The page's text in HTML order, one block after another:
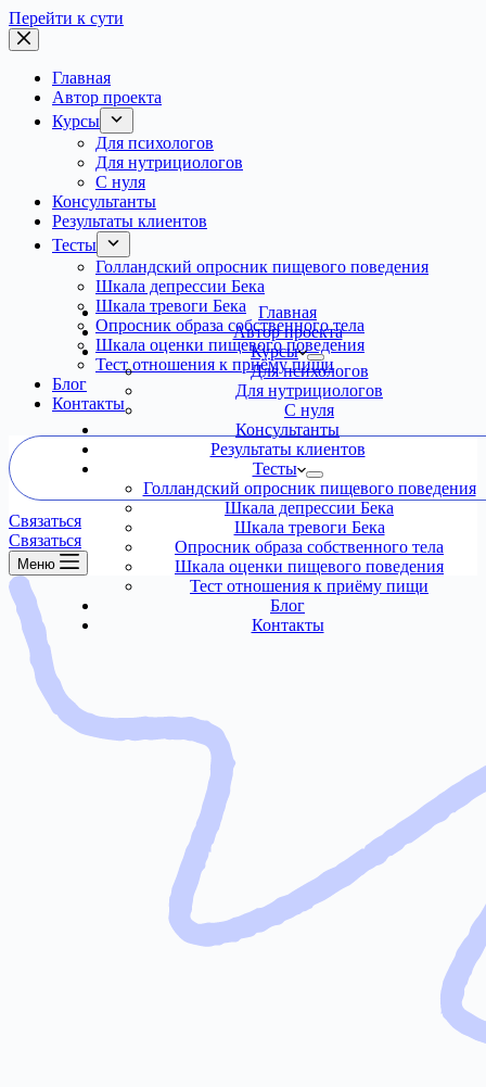
Перейти к сути
Главная
Автор проекта
Курсы
Для психологов
Для нутрициологов
С нуля
Консультанты
Результаты клиентов
Тесты
Голландский опросник пищевого поведения
Шкала депрессии Бека
Шкала тревоги Бека
Опросник образа собственного тела
Шкала оценки пищевого поведения
Тест отношения к приёму пищи
Блог
Контакты
Главная
Автор проекта
Курсы
Для психологов
Для нутрициологов
С нуля
Консультанты
Результаты клиентов
Тесты
Голландский опросник пищевого поведения
Шкала депрессии Бека
Шкала тревоги Бека
Опросник образа собственного тела
Шкала оценки пищевого поведения
Тест отношения к приёму пищи
Блог
Контакты
Связаться
Связаться
Меню